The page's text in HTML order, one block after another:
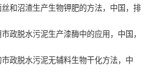
和沼渣生产生物钾肥的方法，中国，排
政脱水污泥生产漆酶中的应用，中国，
政脱水污泥无辅料生物干化方法，中